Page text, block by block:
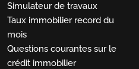
Simulateur de travaux
Taux immobilier record du
mois
Questions courantes sur le
crédit immobilier